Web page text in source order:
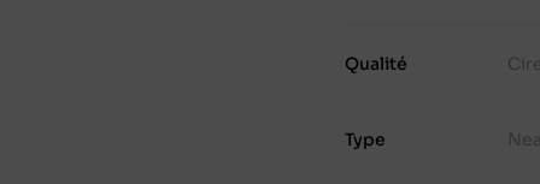
Qualité
Type